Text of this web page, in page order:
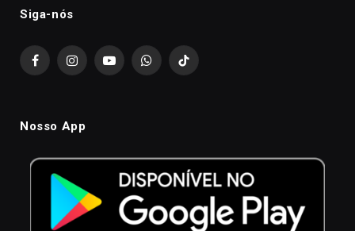
Siga-nós
FacebookInstagramYouTubeWhatsAppTikTok
Nosso App